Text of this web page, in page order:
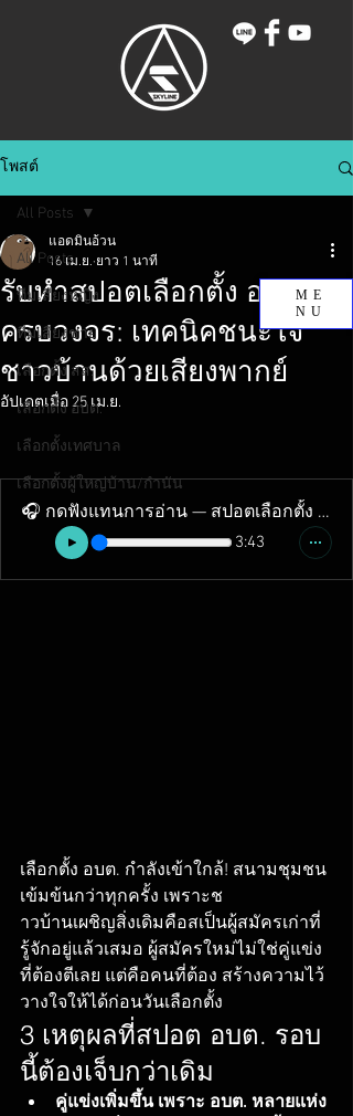
ME
NU
โพสต์
All Posts
ทีมเสียงหญิง
ทีมเสียงชาย
เลือกตั้ง สส.
เลือกตั้ง อบต.
เลือกตั้งเทศบาล
เลือกตั้งผู้ใหญ่บ้าน/กำนัน
All Posts
รับทำสปอตเลือกตั้ง อบต.
ครบวงจร: เทคนิคชนะใจ
ชาวบ้านด้วยเสียงพากย์
แอดมินอ้วน
16 เม.ย. ยาว 1 นาที
อัปเดตเมื่อ25 เม.ย.
🎧 กดฟังแทนการอ่าน — สปอตเลือกตั้ง อบต. — Skyline Studio
3:43
เลือกตั้ง อบต. กำลังเข้าใกล้! สนามชุมชน
เข้มข้นกว่าทุกครั้ง เพราะช
าวบ้านเผชิญสิ่งเดิมคือสเป็นผู้สมัครเก่าที่
รู้จักอยู่แล้วเสมอ ผู้สมัครใหม่ไม่ใช่คู่แข่ง
ที่ต้องตีเลย แต่คือคนที่ต้อง สร้างความไว้
วางใจให้ได้ก่อนวันเลือกตั้ง
3 เหตุผลที่สปอต อบต. รอบ
นี้ต้องเจ็บกว่าเดิม
คู่แข่งเพิ่มขึ้น เพราะ อบต. หลายแห่ง